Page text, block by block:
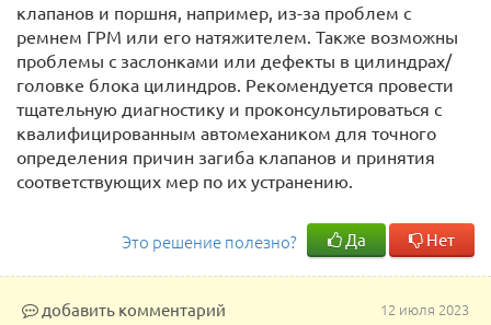
клапанов и поршня, например, из-за проблем с
ремнем ГРМ или его натяжителем. Также возможны
проблемы с заслонками или дефекты в цилиндрах/
головке блока цилиндров. Рекомендуется провести
тщательную диагностику и проконсультироваться с
квалифицированным автомехаником для точного
определения причин загиба клапанов и принятия
соответствующих мер по их устранению.
Это решение полезно? Да Нет
12 июля 2023
добавить комментарий